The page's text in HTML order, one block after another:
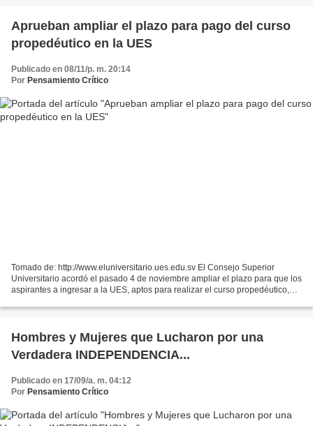
Aprueban ampliar el plazo para pago del curso
propedéutico en la UES
Publicado en 08/11/p. m. 20:14
Por Pensamiento Crítico
Tomado de: http://www.eluniversitario.ues.edu.sv El Consejo Superior
Universitario acordó el pasado 4 de noviembre ampliar el plazo para que los
aspirantes a ingresar a la UES, aptos para realizar el curso propedéutico,
Hombres y Mujeres que Lucharon por una
Verdadera INDEPENDENCIA...
Publicado en 17/09/a. m. 04:12
Por Pensamiento Crítico